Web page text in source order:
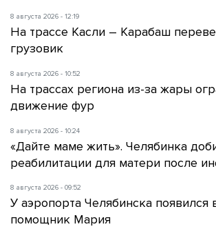
8 августа 2026 - 12:19
На трассе Касли – Карабаш
грузовик
8 августа 2026 - 10:52
На трассах региона из-за жары
движение фур
8 августа 2026 - 10:24
«Дайте маме жить». Челябинка
реабилитации для матери после
8 августа 2026 - 09:52
У аэропорта Челябинска появился
помощник Мария